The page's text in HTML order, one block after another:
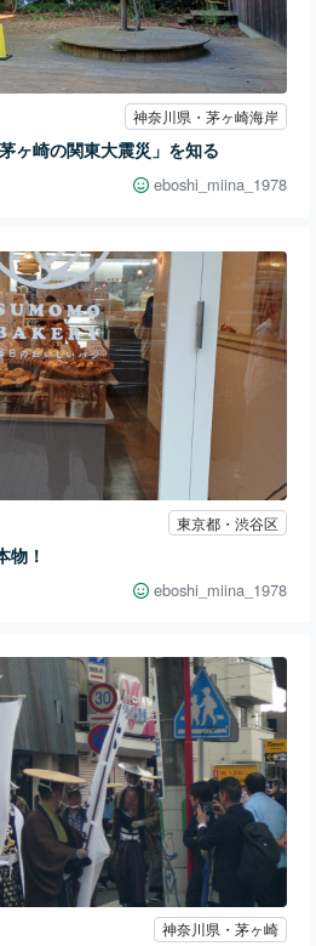
神奈川県・茅ヶ崎海岸
ヶ崎の関東大震災」を知る
eboshi_miina_1978
東京都・渋谷区
物！
eboshi_miina_1978
神奈川県・茅ヶ崎